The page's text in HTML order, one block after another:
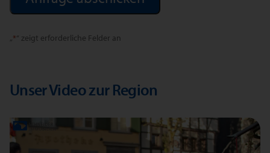
„*“ zeigt erforderliche Felder an
Unser Video zur Region